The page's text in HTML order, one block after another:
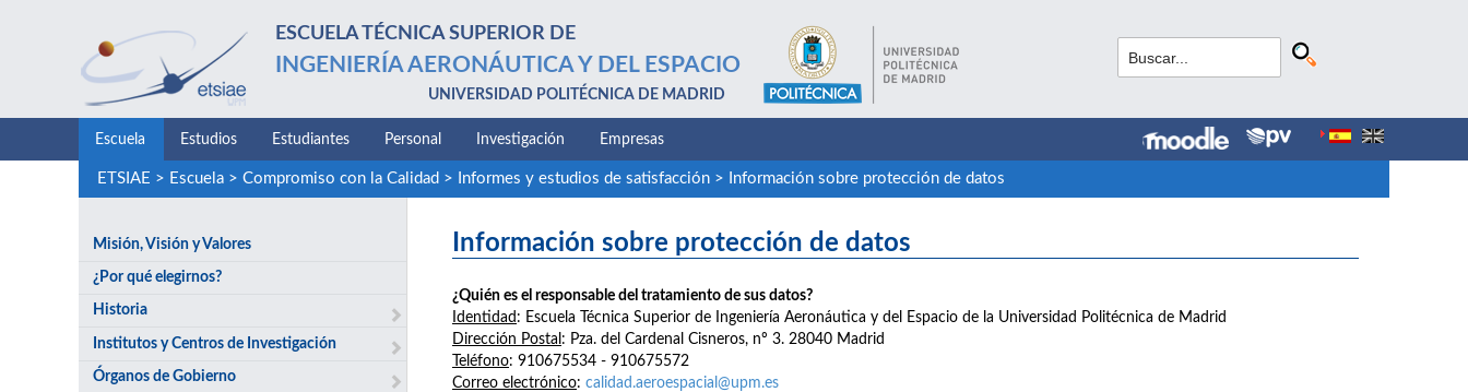
ESCUELA TÉCNICA SUPERIOR DE
INGENIERÍA AERONÁUTICA Y DEL ESPACIO
UNIVERSIDAD POLITÉCNICA DE MADRID
Escuela Estudios Estudiantes Personal Investigación Empresas
ETSIAE > Escuela> Compromiso con la Calidad > Informes y estudios de satisfacción> Información sobre protección de datos
Misión, Visión y Valores
¿Por qué elegirnos?
Historia
Institutos y Centros de Investigación
Órganos de Gobierno
Información sobre protección de datos
¿Quién es el responsable del tratamiento de sus datos?
Identidad : Escuela Técnica Superior de Ingeniería Aeronáutica y del Espacio de la Universidad Politécnica de Madrid
Dirección Postal : Pza. del Cardenal Cisneros, nº 3. 28040 Madrid
Teléfono: 910675534 - 910675572
Correo electrónico: calidad.aeroespacial@upm.es